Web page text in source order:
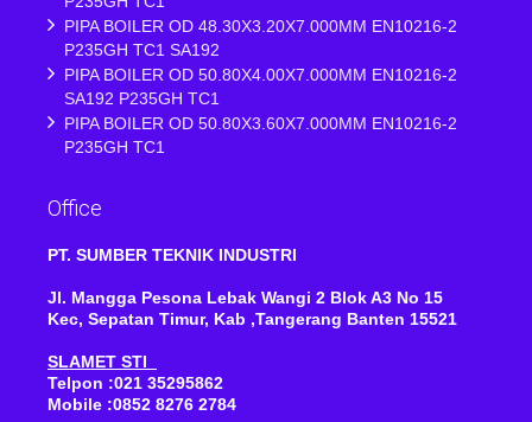
PIPA BOILER OD 48.30X3.20X7.000MM EN10216-2
P235GH TC1 SA192
PIPA BOILER OD 50.80X4.00X7.000MM EN10216-2
SA192 P235GH TC1
PIPA BOILER OD 50.80X3.60X7.000MM EN10216-2
P235GH TC1
Office
PT. SUMBER TEKNIK INDUSTRI
Jl. Mangga Pesona Lebak Wangi 2 Blok A3 No 15
Kec, Sepatan Timur, Kab ,Tangerang Banten 15521
SLAMET STI
Telpon :021 35295862
Mobile :0852 8276 2784